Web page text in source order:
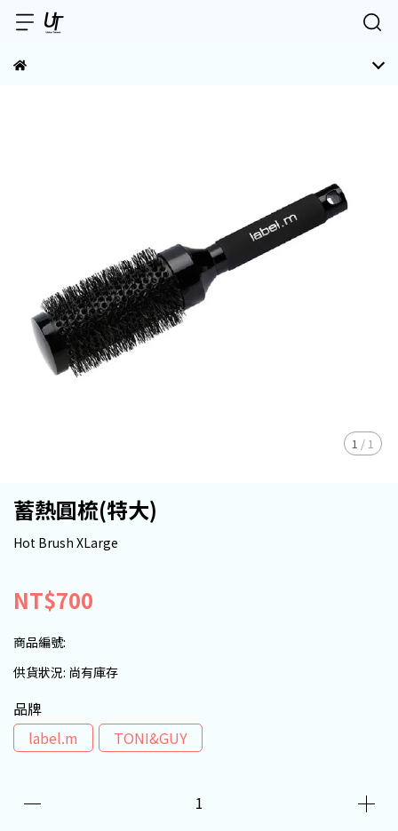
1 / 1
蓄熱圓梳(特大)
Hot Brush XLarge
NT$700
商品編號:
供貨狀況: 尚有庫存
品牌
label.m
TONI&GUY